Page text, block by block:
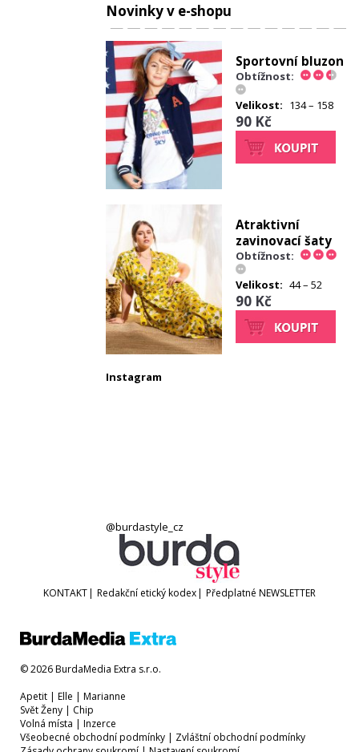
Novinky v e-shopu
Sportovní bluzon
Obtížnost:
Velikost: 134 – 158
90 Kč
Atraktivní
zavinovací šaty
Obtížnost:
Velikost: 44 – 52
90 Kč
Instagram
@burdastyle_cz
KONTAKT| Redakční etický kodex| Předplatné NEWSLETTER
© 2026 BurdaMedia Extra s.r.o.
Apetit | Elle | Marianne
Svět Ženy | Chip
Volná místa | Inzerce
Všeobecné obchodní podmínky | Zvláštní obchodní podmínky